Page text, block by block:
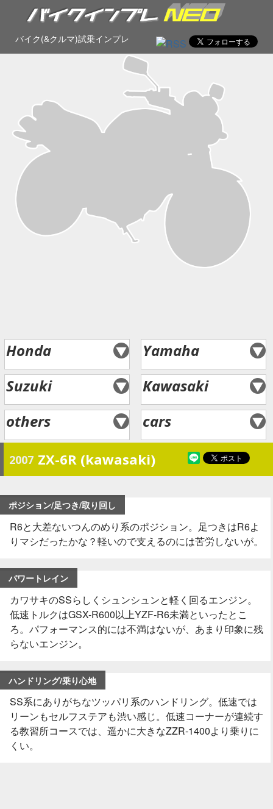
バイク(&クルマ)試乗インプレ
Honda
Yamaha
Suzuki
Kawasaki
others
cars
2007 ZX-6R (kawasaki)
ポジション/足つき/取り回し
R6と大差ないつんのめり系のポジション。足つきはR6よ
りマシだったかな？軽いので支えるのには苦労しないが。
パワートレイン
カワサキのSSらしくシュンシュンと軽く回るエンジン。
低速トルクはGSX-R600以上YZF-R6未満といったとこ
ろ。パフォーマンス的には不満はないが、あまり印象に残
らないエンジン。
ハンドリング/乗り心地
SS系にありがちなツッパリ系のハンドリング。低速では
リーンもセルフステアも渋い感じ。低速コーナーが連続す
る教習所コースでは、遥かに大きなZZR-1400より乗りに
くい。